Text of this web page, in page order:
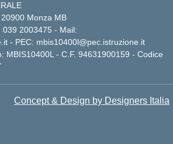
Monza MB
2003475 - Mail:
- PEC: mbis10400l@pec.istruzione.it
MBIS10400L - C.F. 94631900159 - Codice
Concept & Design by Designers Italia